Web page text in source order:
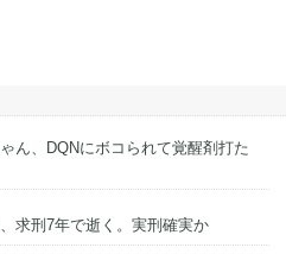
ん、DQNにボコられて覚醒剤打た
求刑7年で逝く。実刑確実か